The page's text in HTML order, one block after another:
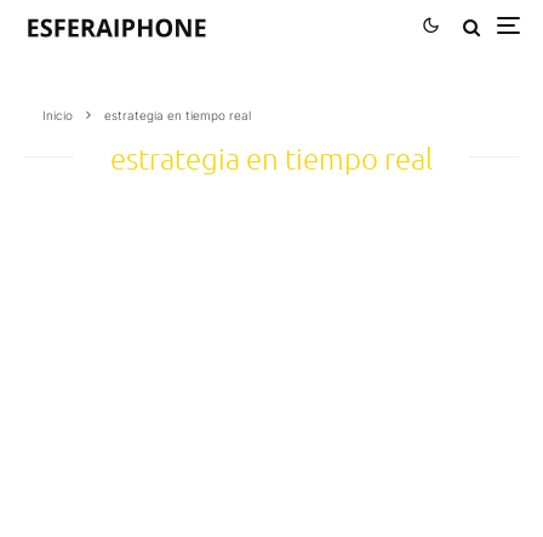
Inicio estrategia en tiempo real
estrategia en tiempo real